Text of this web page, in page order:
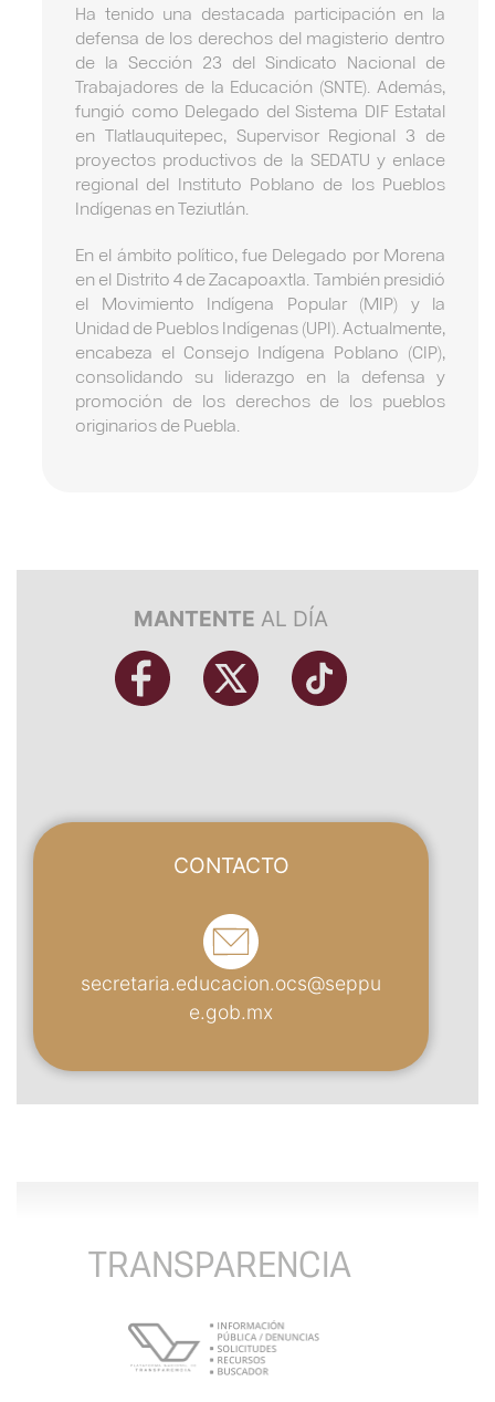
Ha tenido una destacada participación en la
defensa de los derechos del magisterio dentro
de la Sección 23 del Sindicato Nacional de
Trabajadores de la Educación (SNTE). Además,
fungió como Delegado del Sistema DIF Estatal
en Tlatlauquitepec, Supervisor Regional 3 de
proyectos productivos de la SEDATU y enlace
regional del Instituto Poblano de los Pueblos
Indígenas en Teziutlán.
En el ámbito político, fue Delegado por Morena
en el Distrito 4 de Zacapoaxtla. También presidió
el Movimiento Indígena Popular (MIP) y la
Unidad de Pueblos Indígenas (UPI). Actualmente,
encabeza el Consejo Indígena Poblano (CIP),
consolidando su liderazgo en la defensa y
promoción de los derechos de los pueblos
originarios de Puebla.
MANTENTE AL DÍA
CONTACTO
secretaria.educacion.ocs@seppu
e.gob.mx
TRANSPARENCIA